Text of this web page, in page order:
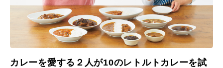
カレーを愛する２人が10のレトルトカレーを試